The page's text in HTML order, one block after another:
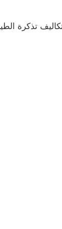
تذكرة